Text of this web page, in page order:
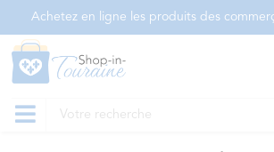
Achetez en ligne les produits des
Panneau de gestion des cookies